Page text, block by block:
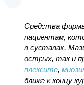
Средства
пациентам,
в суставах.
острых, так и
плексите,
ближе к концу